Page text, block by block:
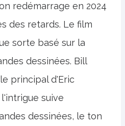
redémarrage en 2024
des retards. Le film
sorte basé sur la
dessinées. Bill
principal d'Eric
suive
dessinées, le ton